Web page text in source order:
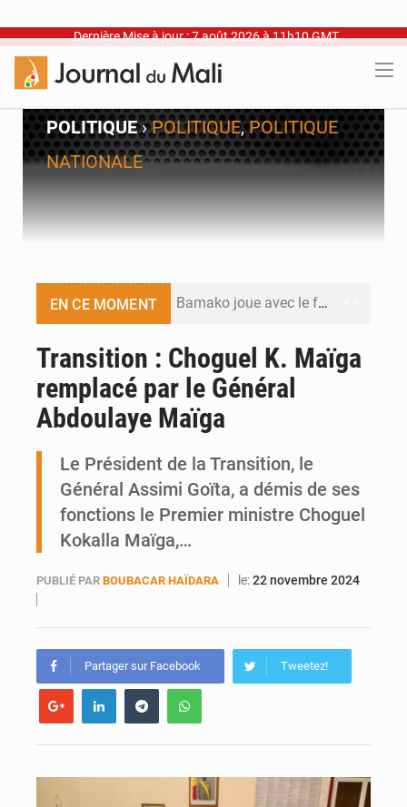
Dernière Mise à jour : 7 août 2026 à 11h10 GMT
POLITIQUE›POLITIQUE,POLITIQUE
NATIONALE
EN CE MOMENT Bamako joue avec le feu
Transition : Choguel K. Maïga
remplacé par le Général
Abdoulaye Maïga
Le Président de la Transition, le
Général Assimi Goïta, a démis de ses
fonctions le Premier ministre Choguel
Kokalla Maïga,…
PUBLIÉ PAR BOUBACAR HAÏDARA le:22 novembre 2024
Partager sur Facebook Tweetez!